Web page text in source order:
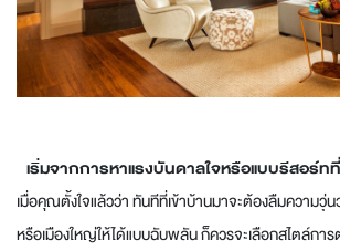
เริ่มจากการหาแรงบันดาลใจหรือแบบรีสอร์ท
เมื่อคุณตั้งใจแล้วว่า ทันทีที่เข้าบ้านมาจะต้องลืมความวุ่
หรือเมืองใหญ่ให้ได้แบบฉับพลัน ก็ควรจะเลือกสไตล์กา